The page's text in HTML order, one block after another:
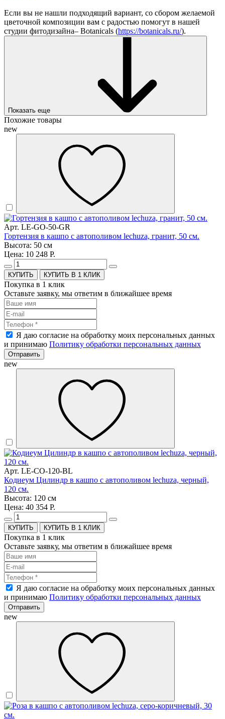
Если вы не нашли подходящий вариант, со сбором желаемой
цветочной композиции вам с радостью помогут в нашей
студии фитодизайна– Botanicals (https://botanicals.ru/).
Показать еще
Похожие товары
new
Арт. LE-GO-50-GR
Гортензия в кашпо с автополивом lechuza, гранит, 50 см.
Высота: 50 см
Цена: 10 248 Р.
КУПИТЬ В 1 КЛИК
Покупка в 1 клик
Оставьте заявку, мы ответим в ближайшее время
Я даю согласие на обработку моих персональных данных
и принимаю Политику обработки персональных данных
Отправить
new
Арт. LE-CO-120-BL
Кодиеум Цилиндр в кашпо с автополивом lechuza, черный,
120 см.
Высота: 120 см
Цена: 40 354 Р.
КУПИТЬ В 1 КЛИК
Покупка в 1 клик
Оставьте заявку, мы ответим в ближайшее время
Я даю согласие на обработку моих персональных данных
и принимаю Политику обработки персональных данных
Отправить
new